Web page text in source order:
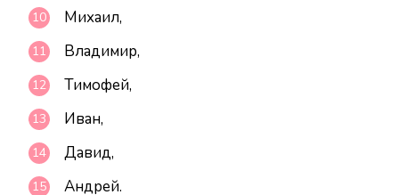
Михаил,
Владимир,
Тимофей,
Иван,
Давид,
Андрей.